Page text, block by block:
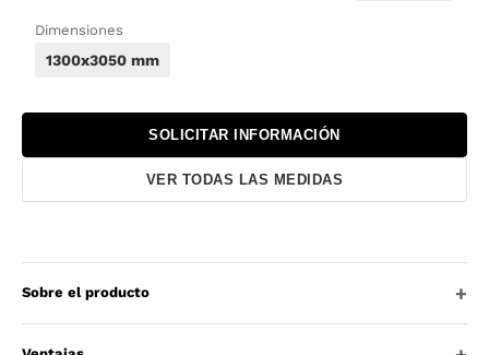
Dimensiones
1300x3050 mm
SOLICITAR INFORMACIÓN
VER TODAS LAS MEDIDAS
Sobre el producto